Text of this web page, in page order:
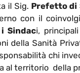
il Sig.Prefetto di
con il
Sindaci,
della Sanità
chi
al territorio della